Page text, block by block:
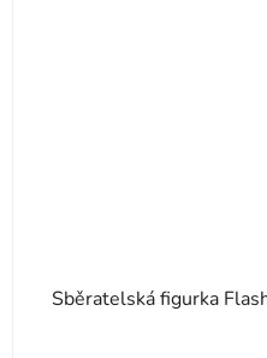
Sběratelská figurka